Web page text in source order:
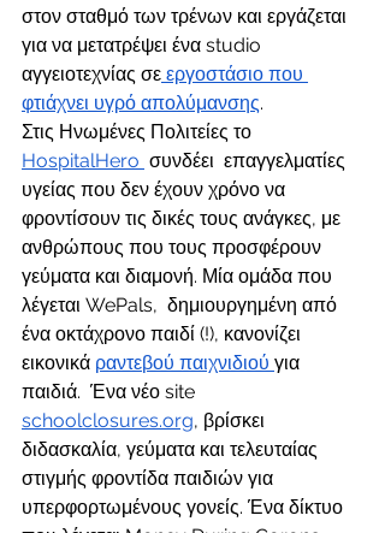
στον σταθμό των τρένων και εργάζεται
για να μετατρέψει ένα studio
αγγειοτεχνίας σε εργοστάσιο που
φτιάχνει υγρό απολύμανσης.
Στις Ηνωμένες Πολιτείες το
HospitalHero συνδέει  επαγγελματίες
υγείας που δεν έχουν χρόνο να
φροντίσουν τις δικές τους ανάγκες, με
ανθρώπους που τους προσφέρουν
γεύματα και διαμονή. Μία ομάδα που
λέγεται WePals,  δημιουργημένη από
ένα οκτάχρονο παιδί (!), κανονίζει
εικονικά ραντεβού παιχνιδιού για
παιδιά.  Ένα νέο site
schoolclosures.org, βρίσκει
διδασκαλία, γεύματα και τελευταίας
στιγμής φροντίδα παιδιών για
υπερφορτωμένους γονείς. Ένα δίκτυο